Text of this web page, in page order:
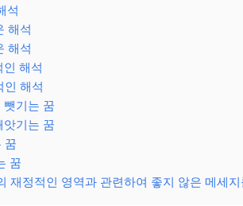
석
해석
해석
해석
인 해석
뺏기는 꿈
앗기는 꿈
꿈
꿈
재정적인 영역과 관련하여 좋지 않은 메세